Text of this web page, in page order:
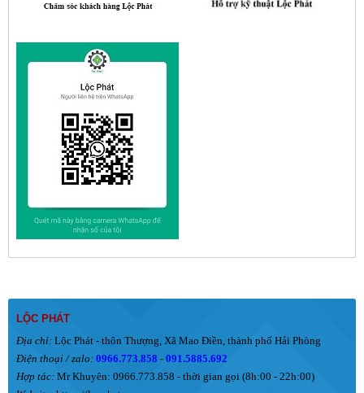
LỘC PHÁT
Địa chỉ: Lộc Phát - thôn Thượng, Xã Mao Điền, thành phố Hải Phòng
Điện thoại / zalo: 0966.773.858 - 091.5885.692
Hợp tác: Mr Khuyên: 0966.773.858 - thời gian gọi (8h:00 - 22h:00)